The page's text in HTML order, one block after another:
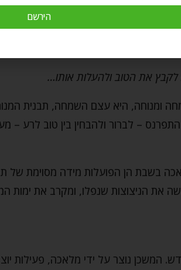
את הטוב ולהעלות אותו…
ומנוחה, היא עצם השמחה, תבנית
– לברור ולהבחין בין טוב לרע –
בשבת הן הפועלות מידה מסוימת של
את הניצוצות שנפלו, ומקרב את ימות
המשכן נוצר על ידי מלאכה, פעילות
הירשם